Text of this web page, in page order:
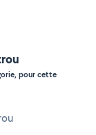
pour cette